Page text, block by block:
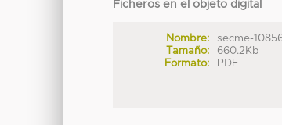
Ficheros en el objeto digital
Nombre:
secme-
Tamaño:
660.2Kb
Formato:
PDF